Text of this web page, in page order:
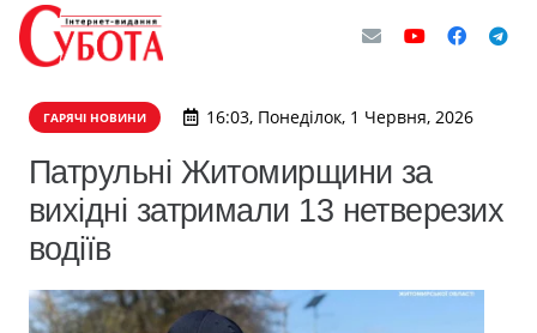
ГАРЯЧІ НОВИНИ 16:03, Понеділок, 1 Червня, 2026
Патрульні Житомирщини за
вихідні затримали 13 нетверезих
водіїв